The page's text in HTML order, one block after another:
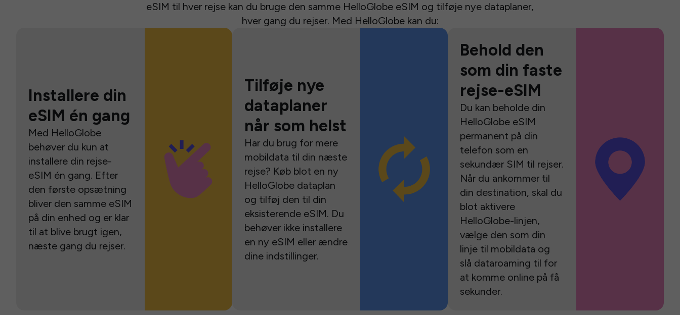
eSIM til hver rejse kan du bruge den samme HelloGlobe eSIM og tilføje nye dataplaner,
hver gang du rejser. Med HelloGlobe kan du:
Installere din
eSIM én gang
Med HelloGlobe
behøver du kun at
installere din rejse-
eSIM én gang. Efter
den første opsætning
bliver den samme eSIM
på din enhed og er klar
til at blive brugt igen,
næste gang du rejser.
Tilføje nye
dataplaner
når som helst
Har du brug for mere
mobildata til din næste
rejse? Køb blot en ny
HelloGlobe dataplan
og tilføj den til din
eksisterende eSIM. Du
behøver ikke installere
en ny eSIM eller ændre
dine indstillinger.
Behold den
som din faste
rejse-eSIM
Du kan beholde din
HelloGlobe eSIM
permanent på din
telefon som en
sekundær SIM til rejser.
Når du ankommer til
din destination, skal du
blot aktivere
HelloGlobe-linjen,
vælge den som din
linje til mobildata og
slå dataroaming til for
at komme online på få
sekunder.